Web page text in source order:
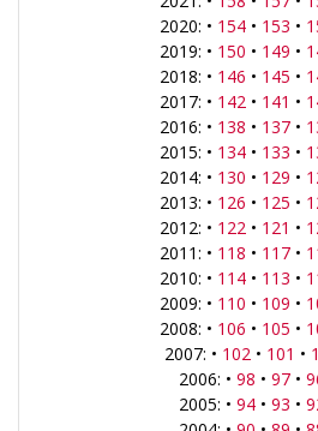
2020: • 154• 153 •
2019: • 150 • 149 •
2018: • 146 • 145 •
2017: • 142• 141 •
2016: • 138 • 137•
2015: • 134• 133 •
2014: • 130 • 129 •
2013: • 126 • 125 •
2012: • 122• 121 •
2011: • 118 • 117•
2010: • 114• 113 •
2009: • 110 • 109 •
2008: • 106 • 105 •
2007: • 102• 101 •
2006: • 98 • 97•
2005: • 94• 93 •